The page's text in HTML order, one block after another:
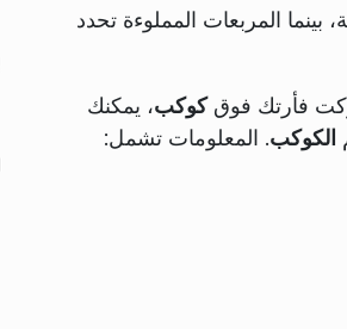
المربعات المملوءة تحدد
فأرتك فوقكوكب، يمكنك
الكوكب. المعلومات تشمل: